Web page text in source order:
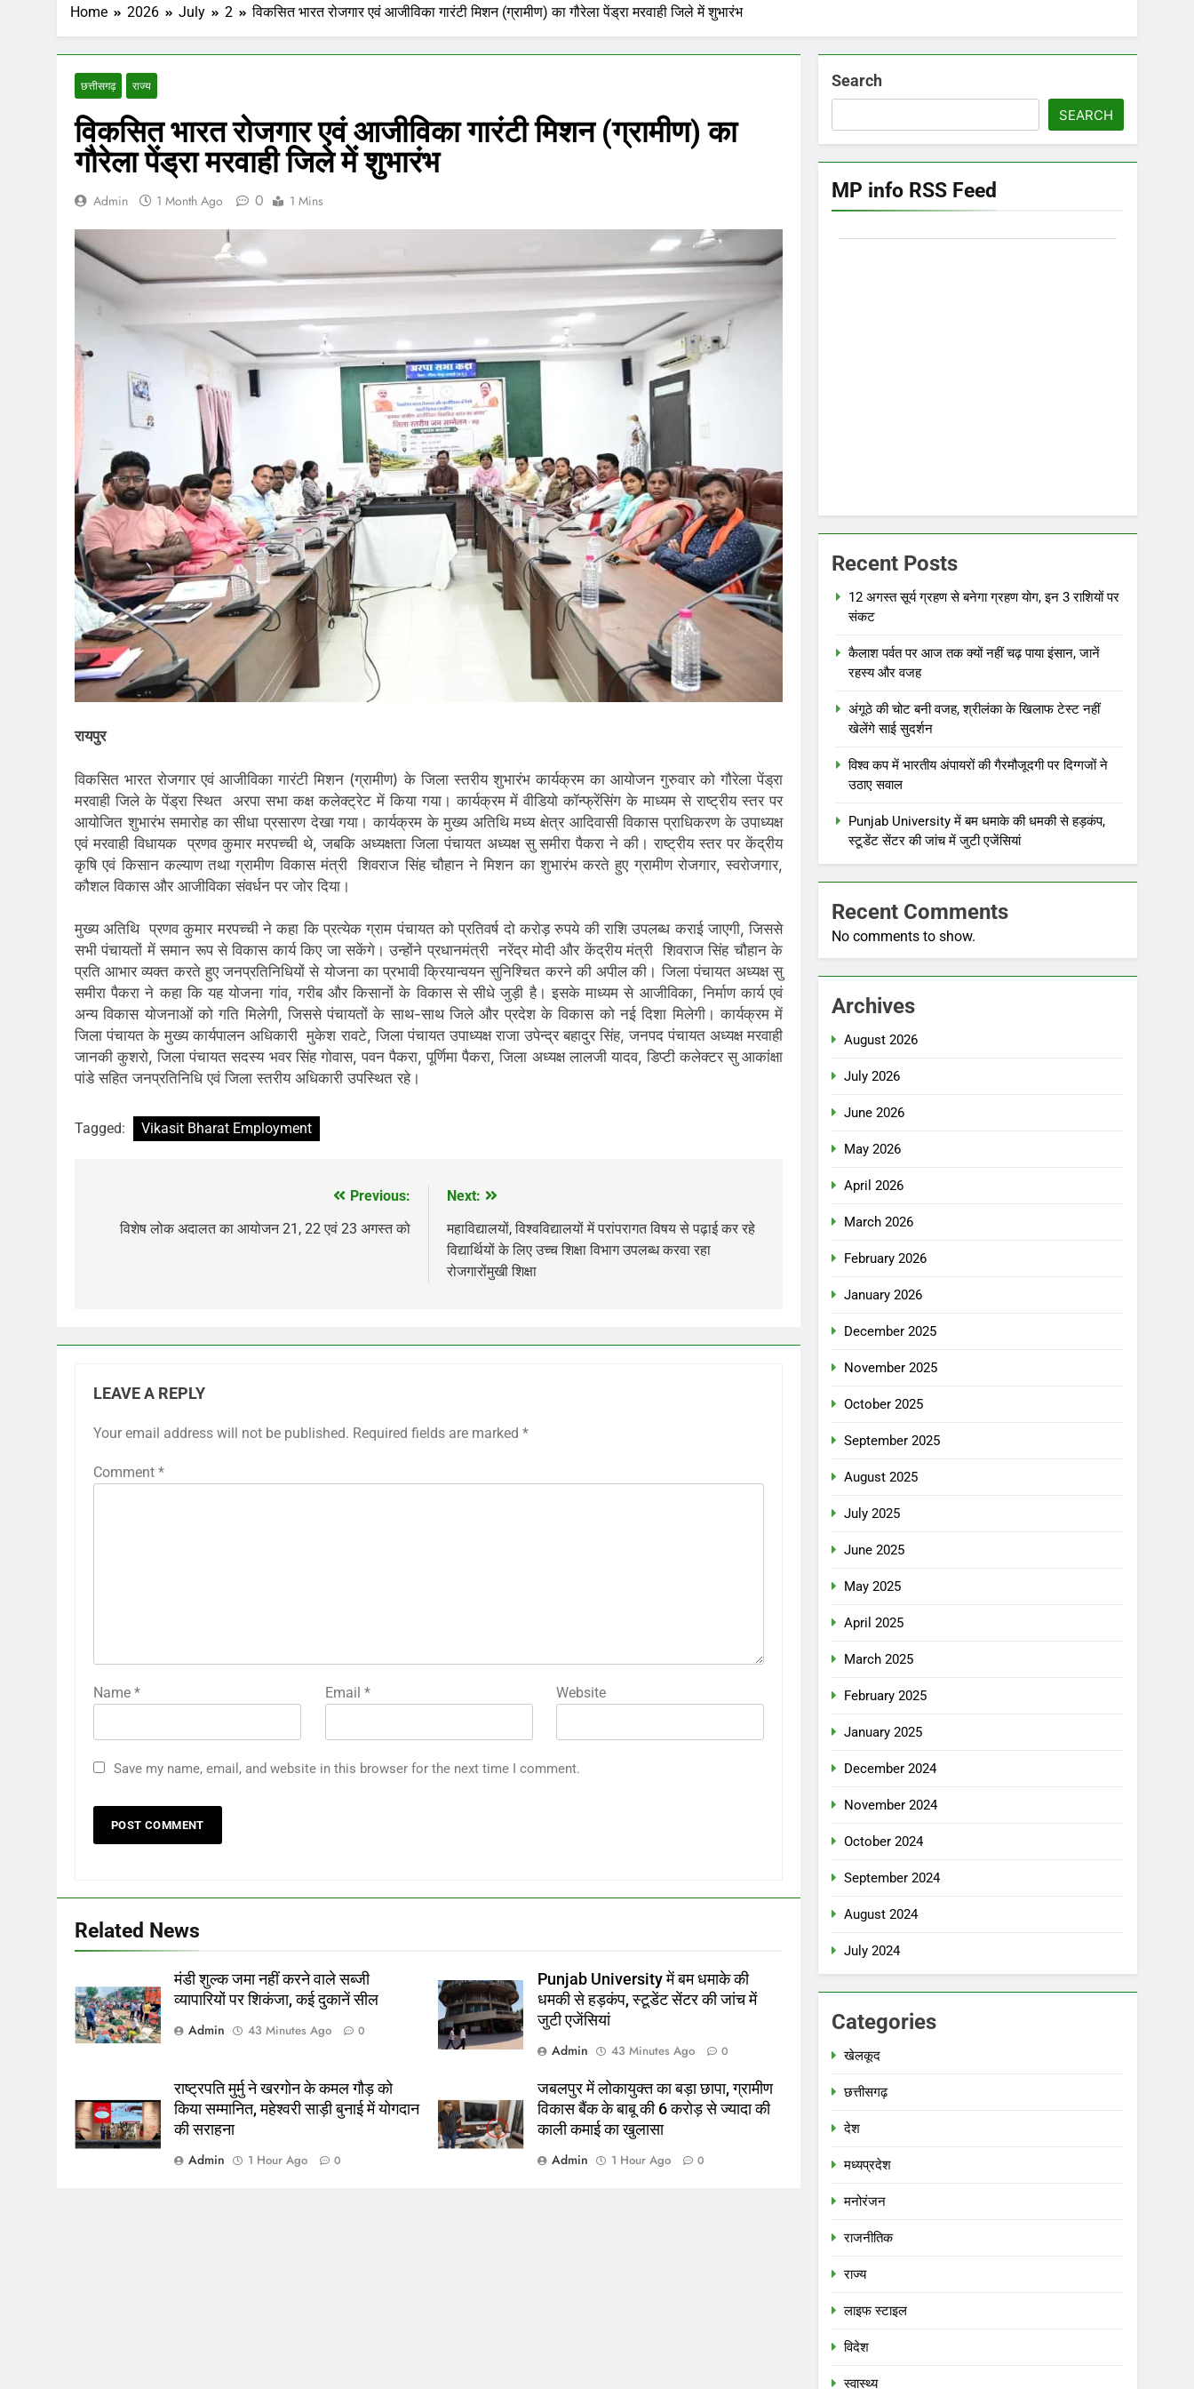
Home 2026 July 2 विकसित भारत रोजगार एवं आजीविका गारंटी मिशन (ग्रामीण) का गौरेला पेंड्रा मरवाही जिले में शुभारंभ
छत्तीसगढ़ राज्य
विकसित भारत रोजगार एवं आजीविका गारंटी मिशन (ग्रामीण) का
गौरेला पेंड्रा मरवाही जिले में शुभारंभ
Admin 1 Month Ago 0 1 Mins
रायपुर
विकसित भारत रोजगार एवं आजीविका गारंटी मिशन (ग्रामीण) के जिला स्तरीय शुभारंभ कार्यक्रम का आयोजन गुरुवार को गौरेला पेंड्रा
मरवाही जिले के पेंड्रा स्थित अरपा सभा कक्ष कलेक्ट्रेट में किया गया। कार्यक्रम में वीडियो कॉन्फ्रेंसिंग के माध्यम से राष्ट्रीय स्तर पर
आयोजित शुभारंभ समारोह का सीधा प्रसारण देखा गया। कार्यक्रम के मुख्य अतिथि मध्य क्षेत्र आदिवासी विकास प्राधिकरण के उपाध्यक्ष
एवं मरवाही विधायक प्रणव कुमार मरपच्ची थे, जबकि अध्यक्षता जिला पंचायत अध्यक्ष सु समीरा पैकरा ने की। राष्ट्रीय स्तर पर केंद्रीय
कृषि एवं किसान कल्याण तथा ग्रामीण विकास मंत्री शिवराज सिंह चौहान ने मिशन का शुभारंभ करते हुए ग्रामीण रोजगार, स्वरोजगार,
कौशल विकास और आजीविका संवर्धन पर जोर दिया।
मुख्य अतिथि प्रणव कुमार मरपच्ची ने कहा कि प्रत्येक ग्राम पंचायत को प्रतिवर्ष दो करोड़ रुपये की राशि उपलब्ध कराई जाएगी, जिससे
सभी पंचायतों में समान रूप से विकास कार्य किए जा सकेंगे। उन्होंने प्रधानमंत्री नरेंद्र मोदी और केंद्रीय मंत्री शिवराज सिंह चौहान के
प्रति आभार व्यक्त करते हुए जनप्रतिनिधियों से योजना का प्रभावी क्रियान्वयन सुनिश्चित करने की अपील की। जिला पंचायत अध्यक्ष सु
समीरा पैकरा ने कहा कि यह योजना गांव, गरीब और किसानों के विकास से सीधे जुड़ी है। इसके माध्यम से आजीविका, निर्माण कार्य एवं
अन्य विकास योजनाओं को गति मिलेगी, जिससे पंचायतों के साथ-साथ जिले और प्रदेश के विकास को नई दिशा मिलेगी। कार्यक्रम में
जिला पंचायत के मुख्य कार्यपालन अधिकारी मुकेश रावटे, जिला पंचायत उपाध्यक्ष राजा उपेन्द्र बहादुर सिंह, जनपद पंचायत अध्यक्ष मरवाही
जानकी कुशरो, जिला पंचायत सदस्य भवर सिंह गोवास, पवन पैकरा, पूर्णिमा पैकरा, जिला अध्यक्ष लालजी यादव, डिप्टी कलेक्टर सु आकांक्षा
पांडे सहित जनप्रतिनिधि एवं जिला स्तरीय अधिकारी उपस्थित रहे।
Tagged: Vikasit Bharat Employment
navigation
Previous:
विशेष लोक अदालत का आयोजन 21, 22 एवं 23 अगस्त को
Next:
महाविद्यालयों, विश्वविद्यालयों में परांपरागत विषय से पढ़ाई कर रहे
विद्यार्थियों के लिए उच्च शिक्षा विभाग उपलब्ध करवा रहा
रोजगारोंमुखी शिक्षा
LEAVE A REPLY
Your email address will not be published. Required fields are marked *
Comment *
Name * Email * Website
Save my name, email, and website in this browser for the next time I comment.
Related News
मंडी शुल्क जमा नहीं करने वाले सब्जी
व्यापारियों पर शिकंजा, कई दुकानें सील
Admin
43 Minutes Ago 0
Punjab University में बम धमाके की
धमकी से हड़कंप, स्टूडेंट सेंटर की जांच में
जुटी एजेंसियां
Admin
43 Minutes Ago 0
राष्ट्रपति मुर्मु ने खरगोन के कमल गौड़ को
किया सम्मानित, महेश्वरी साड़ी बुनाई में योगदान
की सराहना
Admin
1 Hour Ago 0
जबलपुर में लोकायुक्त का बड़ा छापा, ग्रामीण
विकास बैंक के बाबू की 6 करोड़ से ज्यादा की
काली कमाई का खुलासा
Admin
1 Hour Ago 0
Search
SEARCH
MP info RSS Feed
Recent Posts
12 अगस्त सूर्य ग्रहण से बनेगा ग्रहण योग, इन 3 राशियों पर
संकट
कैलाश पर्वत पर आज तक क्यों नहीं चढ़ पाया इंसान, जानें
रहस्य और वजह
अंगूठे की चोट बनी वजह, श्रीलंका के खिलाफ टेस्ट नहीं
खेलेंगे साई सुदर्शन
विश्व कप में भारतीय अंपायरों की गैरमौजूदगी पर दिग्गजों ने
उठाए सवाल
Punjab University में बम धमाके की धमकी से हड़कंप,
स्टूडेंट सेंटर की जांच में जुटी एजेंसियां
Recent Comments
No comments to show.
Archives
August 2026
July 2026
June 2026
May 2026
April 2026
March 2026
February 2026
January 2026
December 2025
November 2025
October 2025
September 2025
August 2025
July 2025
June 2025
May 2025
April 2025
March 2025
February 2025
January 2025
December 2024
November 2024
October 2024
September 2024
August 2024
July 2024
Categories
खेलकूद
छत्तीसगढ़
देश
मध्‍यप्रदेश
मनोरंजन
राजनीतिक
राज्य
लाइफ स्टाइल
विदेश
स्‍वास्‍थ्‍य